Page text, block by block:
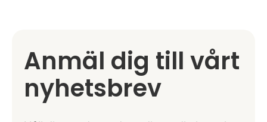
Anmäl dig till vårt
nyhetsbrev